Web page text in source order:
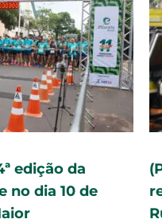
edição da
no dia 10 de